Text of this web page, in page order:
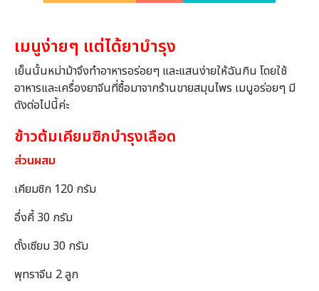
เมนูง่ายๆ แต่ได้ยาบำรุง
เย็นนั้นหม่าม้าจึงทำอาหารอร่อยๆ และแสนง่ายให้ฉันกิน โดยใช้
อาหารและเครื่องยาจีนที่ซื้อมาจากร้านขายสมุนไพร เมนูอร่อยๆ มี
ดังต่อไปนี้ค่ะ
ข้าวต้มเคียมซิกบำรุงเลือด
ส่วนผสม
เคียมซิก 120 กรัม
อึ่งคี้ 30 กรัม
ตั้งเซียม 30 กรัม
พุทราจีน 2 ลูก